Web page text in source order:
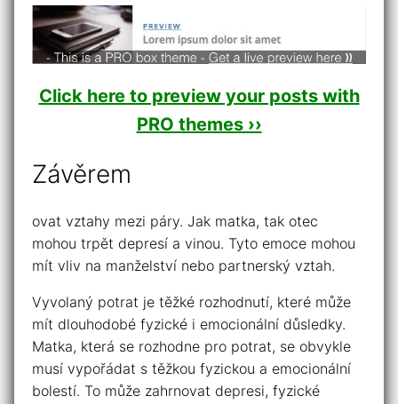
Click here to preview your posts with
PRO themes ››
Závěrem
ovat vztahy mezi páry. Jak matka, tak otec
mohou trpět depresí a vinou. Tyto emoce mohou
mít vliv na manželství nebo partnerský vztah.
Vyvolaný potrat je těžké rozhodnutí, které může
mít dlouhodobé fyzické i emocionální důsledky.
Matka, která se rozhodne pro potrat, se obvykle
musí vypořádat s těžkou fyzickou a emocionální
bolestí. To může zahrnovat depresi, fyzické